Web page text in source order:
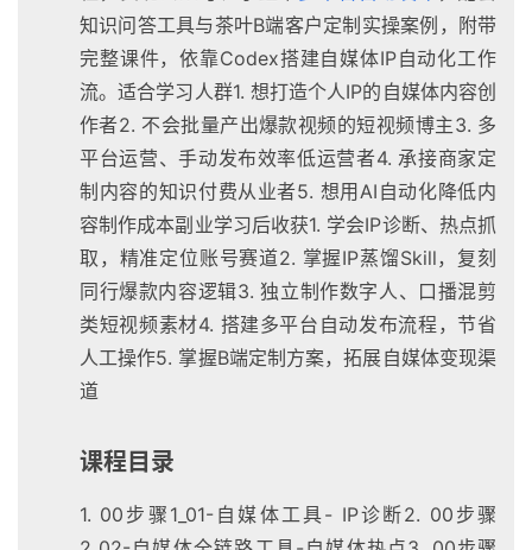
知识问答工具与茶叶B端客户定制实操案例，附带
完整课件，依靠Codex搭建自媒体IP自动化工作
流。适合学习人群1. 想打造个人IP的自媒体内容创
作者2. 不会批量产出爆款视频的短视频博主3. 多
平台运营、手动发布效率低运营者4. 承接商家定
制内容的知识付费从业者5. 想用AI自动化降低内
容制作成本副业学习后收获1. 学会IP诊断、热点抓
取，精准定位账号赛道2. 掌握IP蒸馏Skill，复刻
同行爆款内容逻辑3. 独立制作数字人、口播混剪
类短视频素材4. 搭建多平台自动发布流程，节省
人工操作5. 掌握B端定制方案，拓展自媒体变现渠
道
课程目录
1. 00步骤1_01-自媒体工具- IP诊断2. 00步骤